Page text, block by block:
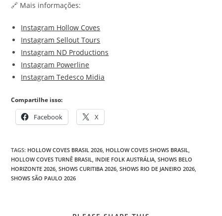
🔗 Mais informações:
Instagram Hollow Coves
Instagram Sellout Tours
Instagram ND Productions
Instagram Powerline
Instagram Tedesco Midia
Compartilhe isso:
Facebook X
TAGS: HOLLOW COVES BRASIL 2026, HOLLOW COVES SHOWS BRASIL,
HOLLOW COVES TURNÊ BRASIL, INDIE FOLK AUSTRÁLIA, SHOWS BELO
HORIZONTE 2026, SHOWS CURITIBA 2026, SHOWS RIO DE JANEIRO 2026,
SHOWS SÃO PAULO 2026